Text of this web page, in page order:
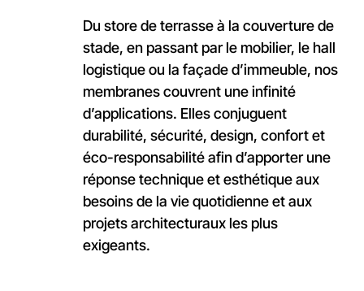
Du store de terrasse à la couverture de
stade, en passant par le mobilier, le hall
logistique ou la façade d’immeuble, nos
membranes couvrent une infinité
d’applications. Elles conjuguent
durabilité, sécurité, design, confort et
éco-responsabilité afin d’apporter une
réponse technique et esthétique aux
besoins de la vie quotidienne et aux
projets architecturaux les plus
exigeants.